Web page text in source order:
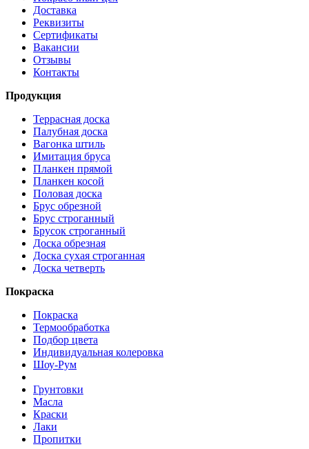
Доставка
Реквизиты
Сертификаты
Вакансии
Отзывы
Контакты
Продукция
Террасная доска
Палубная доска
Вагонка штиль
Имитация бруса
Планкен прямой
Планкен косой
Половая доска
Брус обрезной
Брус строганный
Брусок строганный
Доска обрезная
Доска сухая строганная
Доска четверть
Покраска
Покраска
Термообработка
Подбор цвета
Индивидуальная колеровка
Шоу-Рум
Грунтовки
Масла
Краски
Лаки
Пропитки